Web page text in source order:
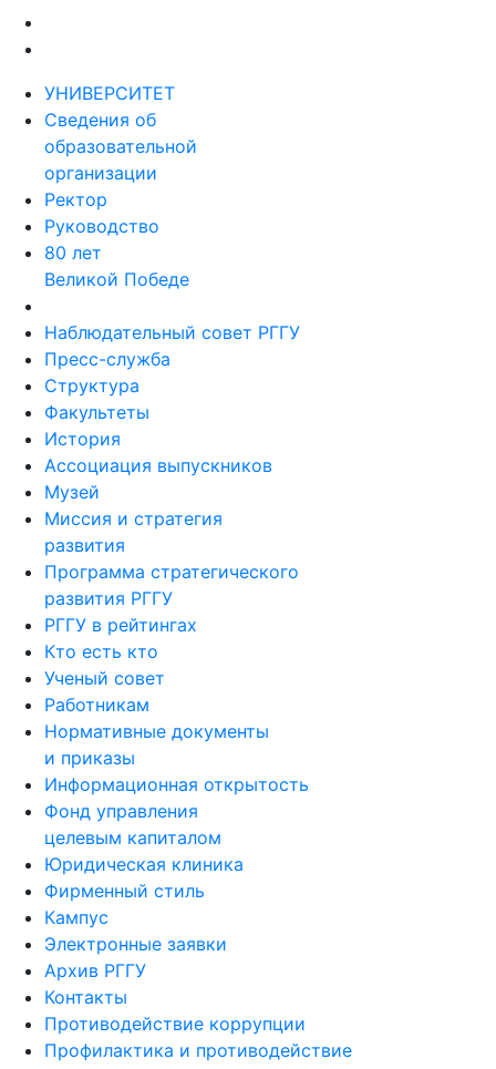
УНИВЕРСИТЕТ
Сведения об
образовательной
организации
Ректор
Руководство
80 лет
Великой Победе
Наблюдательный совет РГГУ
Пресс-служба
Структура
Факультеты
История
Ассоциация выпускников
Музей
Миссия и стратегия
развития
Программа стратегического
развития РГГУ
РГГУ в рейтингах
Кто есть кто
Ученый совет
Работникам
Нормативные документы
и приказы
Информационная открытость
Фонд управления
целевым капиталом
Юридическая клиника
Фирменный стиль
Кампус
Электронные заявки
Архив РГГУ
Контакты
Противодействие коррупции
Профилактика и противодействие